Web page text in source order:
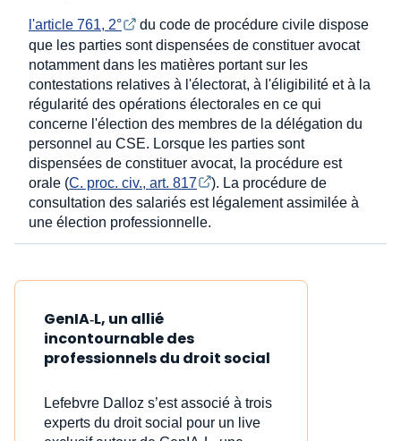
l'article 761, 2°
du code de procédure civile dispose
que les parties sont dispensées de constituer avocat
notamment dans les matières portant sur les
contestations relatives à l'électorat, à l'éligibilité et à la
régularité des opérations électorales en ce qui
concerne l'élection des membres de la délégation du
personnel au CSE. Lorsque les parties sont
dispensées de constituer avocat, la procédure est
orale (C. proc. civ., art. 817
). La procédure de
consultation des salariés est légalement assimilée à
une élection professionnelle.
GenIA‑L, un allié
incontournable des
professionnels du droit social
Lefebvre Dalloz s’est associé à trois
experts du droit social pour un live